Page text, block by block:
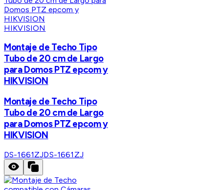
HIKVISION
Montaje de Techo Tipo
Tubo de 20 cm de Largo
para Domos PTZ epcom y
HIKVISION
Montaje de Techo Tipo
Tubo de 20 cm de Largo
para Domos PTZ epcom y
HIKVISION
DS-1661ZJDS-1661ZJ